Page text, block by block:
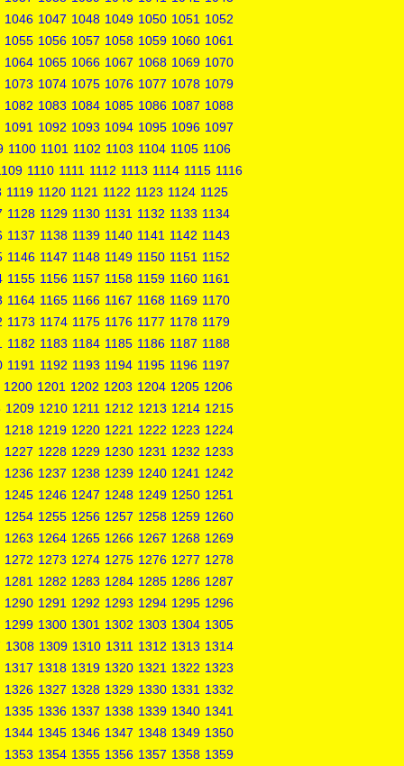
1046 1047 1048 1049 1050 1051 1052
1055 1056 1057 1058 1059 1060 1061
1064 1065 1066 1067 1068 1069 1070
1073 1074 1075 1076 1077 1078 1079
1082 1083 1084 1085 1086 1087 1088
1091 1092 1093 1094 1095 1096 1097
1100 1101 1102 1103 1104 1105 1106
1110 1111 1112 1113 1114 1115 1116
1119 1120 1121 1122 1123 1124 1125
1128 1129 1130 1131 1132 1133 1134
1137 1138 1139 1140 1141 1142 1143
1146 1147 1148 1149 1150 1151 1152
1155 1156 1157 1158 1159 1160 1161
1164 1165 1166 1167 1168 1169 1170
1173 1174 1175 1176 1177 1178 1179
1182 1183 1184 1185 1186 1187 1188
1191 1192 1193 1194 1195 1196 1197
1200 1201 1202 1203 1204 1205 1206
1209 1210 1211 1212 1213 1214 1215
1218 1219 1220 1221 1222 1223 1224
1227 1228 1229 1230 1231 1232 1233
1236 1237 1238 1239 1240 1241 1242
1245 1246 1247 1248 1249 1250 1251
1254 1255 1256 1257 1258 1259 1260
1263 1264 1265 1266 1267 1268 1269
1272 1273 1274 1275 1276 1277 1278
1281 1282 1283 1284 1285 1286 1287
1290 1291 1292 1293 1294 1295 1296
1299 1300 1301 1302 1303 1304 1305
1308 1309 1310 1311 1312 1313 1314
1317 1318 1319 1320 1321 1322 1323
1326 1327 1328 1329 1330 1331 1332
1335 1336 1337 1338 1339 1340 1341
1344 1345 1346 1347 1348 1349 1350
1353 1354 1355 1356 1357 1358 1359